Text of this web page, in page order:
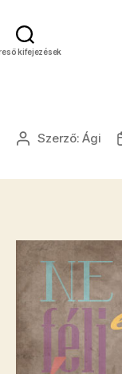
kifejezések
Bejegyzés
Szerző:Ági